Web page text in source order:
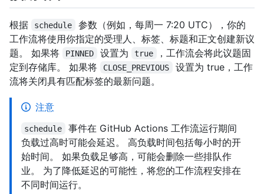
根据 schedule
参数（例如，每周一 7:20 UTC），你的
工作流将使用你指定的受理人、标签、标题和正文创建新议
题。 如果将
PINNED 设置为 true
，工作流会将此议题固
定到存储库。 如果将
CLOSE_PREVIOUS
设置为 true，工作
流将关闭具有匹配标签的最新问题。
注意
schedule
事件在 GitHub Actions 工作流运行期间
负载过高时可能会延迟。 高负载时间包括每小时的开
始时间。 如果负载足够高，可能会删除一些排队作
业。 为了降低延迟的可能性，将您的工作流程安排在
不同时间运行。